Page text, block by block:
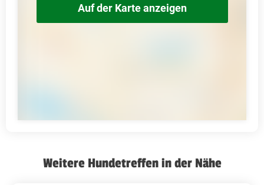
Auf der Karte anzeigen
Weitere Hundetreffen in der Nähe